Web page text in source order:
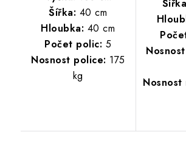
Šířka: 40 cm
Hloubka: 40 cm
Počet polic: 5
Nosnost police: 175
kg
Nosnost